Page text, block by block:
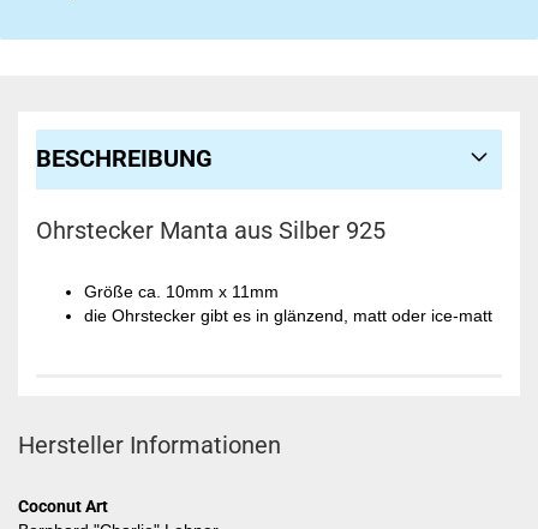
BESCHREIBUNG
Ohrstecker Manta aus Silber 925
Größe ca. 10mm x 11mm
die Ohrstecker gibt es in glänzend, matt oder ice-matt
Hersteller Informationen
Coconut Art